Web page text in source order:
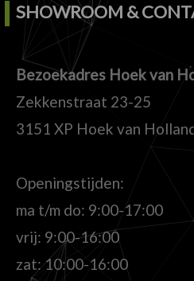
SHOWROOM &
Bezoekadres Hoek van
Zekkenstraat 23-25
3151 XP Hoek van
Openingstijden:
ma t/m do: 9:00-17:00
vrij: 9:00-16:00
zat: 10:00-16:00